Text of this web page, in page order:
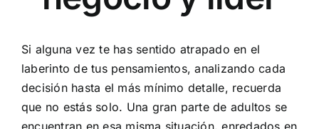
Si alguna vez te has sentido atrapado en el
laberinto de tus pensamientos, analizando cada
decisión hasta el más mínimo detalle, recuerda
que no estás solo. Una gran parte de adultos se